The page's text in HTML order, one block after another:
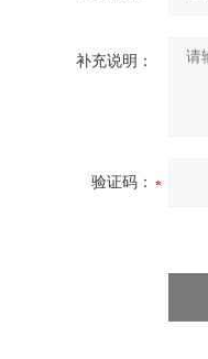
补充说明：
验证码：